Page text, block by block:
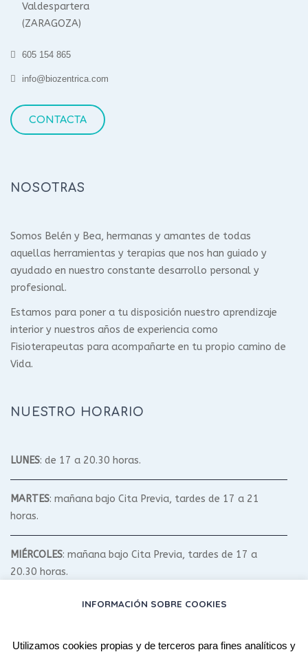
Valdespartera
(ZARAGOZA)
605 154 865
info@biozentrica.com
CONTACTA
NOSOTRAS
Somos Belén y Bea, hermanas y amantes de todas
aquellas herramientas y terapias que nos han guiado y
ayudado en nuestro constante desarrollo personal y
profesional.
Estamos para poner a tu disposición nuestro aprendizaje
interior y nuestros años de experiencia como
Fisioterapeutas para acompañarte en tu propio camino de
Vida.
NUESTRO HORARIO
LUNES: de 17 a 20.30 horas.
MARTES: mañana bajo Cita Previa, tardes de 17 a 21
horas.
MIÉRCOLES: mañana bajo Cita Previa, tardes de 17 a
20.30 horas.
: mañana bajo Cita Previa, tardes de 17 a 20.30
INFORMACIÓN SOBRE COOKIES
Utilizamos cookies propias y de terceros para fines analíticos y